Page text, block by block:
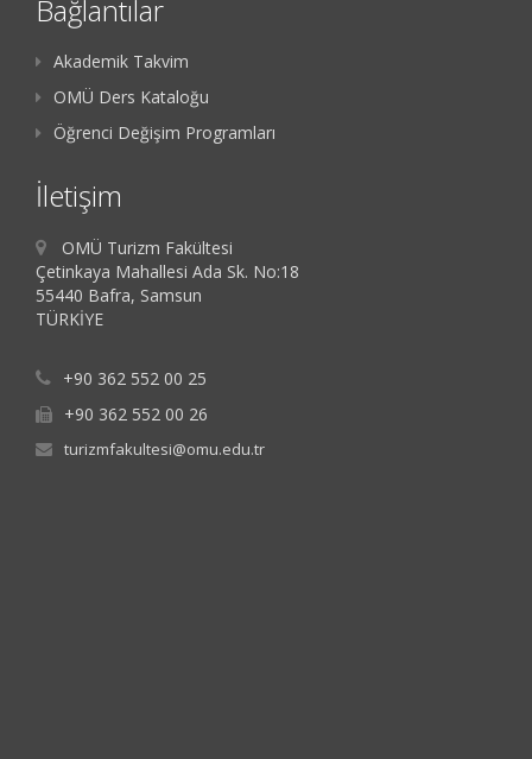
Bağlantılar
Akademik Takvim
OMÜ Ders Kataloğu
Öğrenci Değişim Programları
İletişim
OMÜ Turizm Fakültesi
Çetinkaya Mahallesi Ada Sk. No:18
55440 Bafra, Samsun
TÜRKİYE
+90 362 552 00 25
+90 362 552 00 26
turizmfakultesi@omu.edu.tr